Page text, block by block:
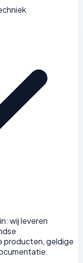
wij leveren
producten, geldige